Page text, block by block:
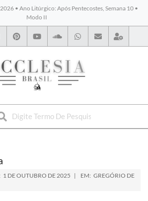
• Ano Litúrgico: Após Pentecostes, Semana 10 •
Modo II
1 DE OUTUBRO DE 2025 EM: GREGÓRIO DE